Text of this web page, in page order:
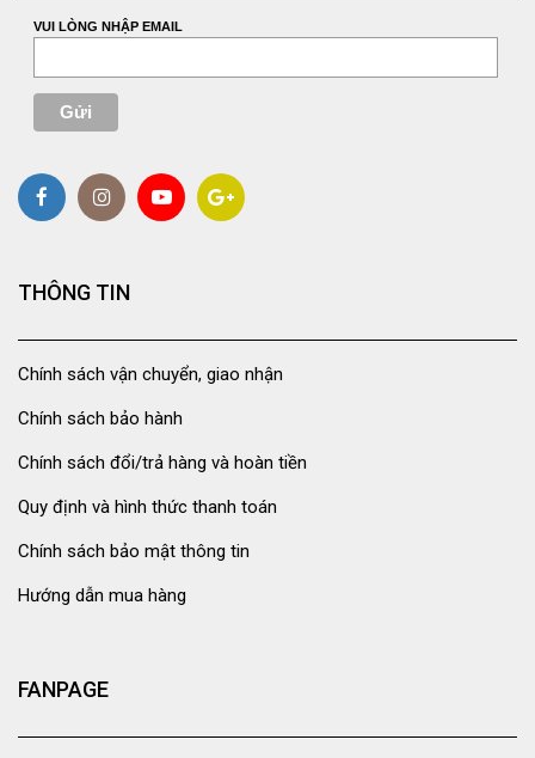
VUI LÒNG NHẬP EMAIL
THÔNG TIN
Chính sách vận chuyển, giao nhận
Chính sách bảo hành
Chính sách đổi/trả hàng và hoàn tiền
Quy định và hình thức thanh toán
Chính sách bảo mật thông tin
Hướng dẫn mua hàng
FANPAGE